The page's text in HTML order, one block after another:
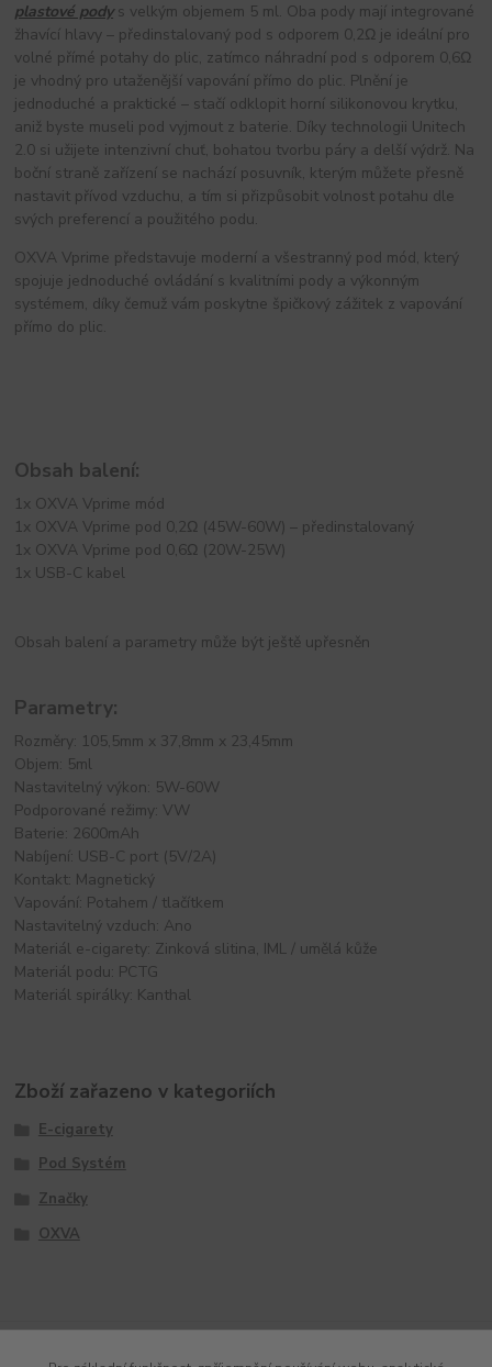
plastové pody s velkým objemem 5 ml. Oba pody mají integrované
žhavící hlavy – předinstalovaný pod s odporem 0,2Ω je ideální pro
volné přímé potahy do plic, zatímco náhradní pod s odporem 0,6Ω
je vhodný pro utaženější vapování přímo do plic. Plnění je
jednoduché a praktické – stačí odklopit horní silikonovou krytku,
aniž byste museli pod vyjmout z baterie. Díky technologii Unitech
2.0 si užijete intenzivní chuť, bohatou tvorbu páry a delší výdrž. Na
boční straně zařízení se nachází posuvník, kterým můžete přesně
nastavit přívod vzduchu, a tím si přizpůsobit volnost potahu dle
svých preferencí a použitého podu.
OXVA Vprime představuje moderní a všestranný pod mód, který
spojuje jednoduché ovládání s kvalitními pody a výkonným
systémem, díky čemuž vám poskytne špičkový zážitek z vapování
přímo do plic.
Obsah balení:
1x OXVA Vprime mód
1x OXVA Vprime pod 0,2Ω (45W-60W) – předinstalovaný
1x OXVA Vprime pod 0,6Ω (20W-25W)
1x USB-C kabel
Obsah balení a parametry může být ještě upřesněn
Parametry:
Rozměry: 105,5mm x 37,8mm x 23,45mm
Objem: 5ml
Nastavitelný výkon: 5W-60W
Podporované režimy: VW
Baterie: 2600mAh
Nabíjení: USB-C port (5V/2A)
Kontakt: Magnetický
Vapování: Potahem / tlačítkem
Nastavitelný vzduch: Ano
Materiál e-cigarety: Zinková slitina, IML / umělá kůže
Materiál podu: PCTG
Materiál spirálky: Kanthal
Zboží zařazeno v kategoriích
E-cigarety
Pod Systém
Značky
OXVA